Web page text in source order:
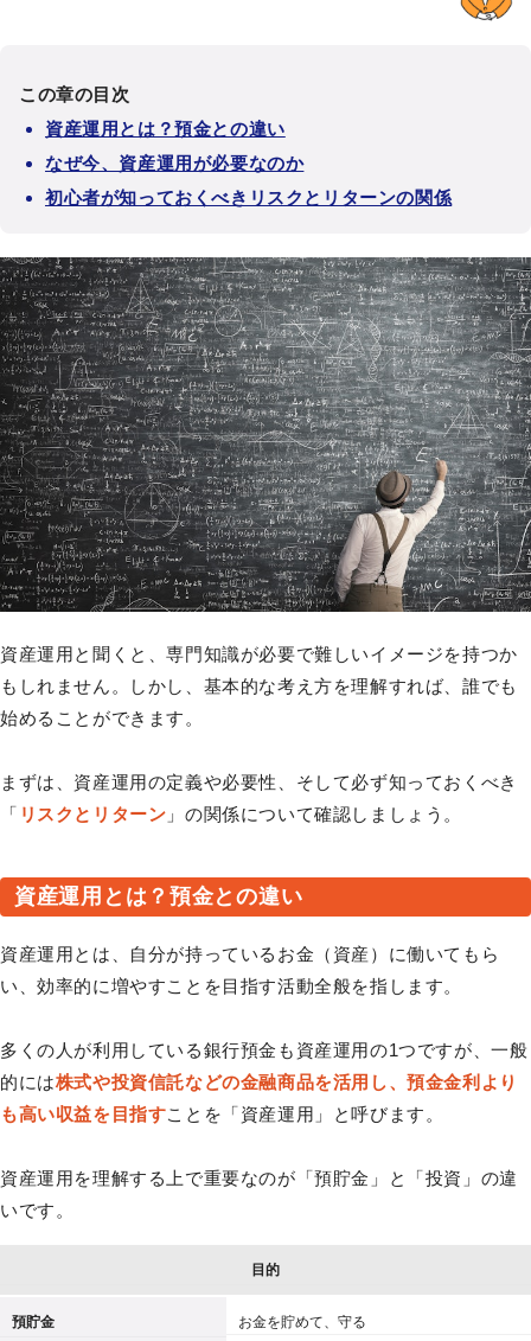
この章の目次
資産運用とは？預金との違い
なぜ今、資産運用が必要なのか
初心者が知っておくべきリスクとリターンの関係
資産運用と聞くと、専門知識が必要で難しいイメージを持つか
もしれません。しかし、基本的な考え方を理解すれば、誰でも
始めることができます。
まずは、資産運用の定義や必要性、そして必ず知っておくべき
「 リスクとリターン 」の関係について確認しましょう。
資産運用とは？預金との違い
資産運用とは、自分が持っているお金（資産）に働いてもら
い、効率的に増やすことを目指す活動全般を指します。
多くの人が利用している銀行預金も資産運用の1つですが、一般
的には株式や投資信託などの金融商品を活用し、預金金利より
も高い収益を目指すことを「資産運用」と呼びます。
資産運用を理解する上で重要なのが「預貯金」と「投資」の違
いです。
目的
預貯金 お金を貯めて、守る